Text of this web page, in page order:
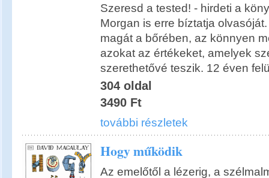
Szeresd a tested! - hirdeti a
Morgan is erre bíztatja
magát a bőrében, az könnyen
azokat az értékeket, amelyek
szerethetővé teszik. 12 éven
304 oldal
3490 Ft
további részletek
Hogy működik
Az emelőtől a lézerig, a